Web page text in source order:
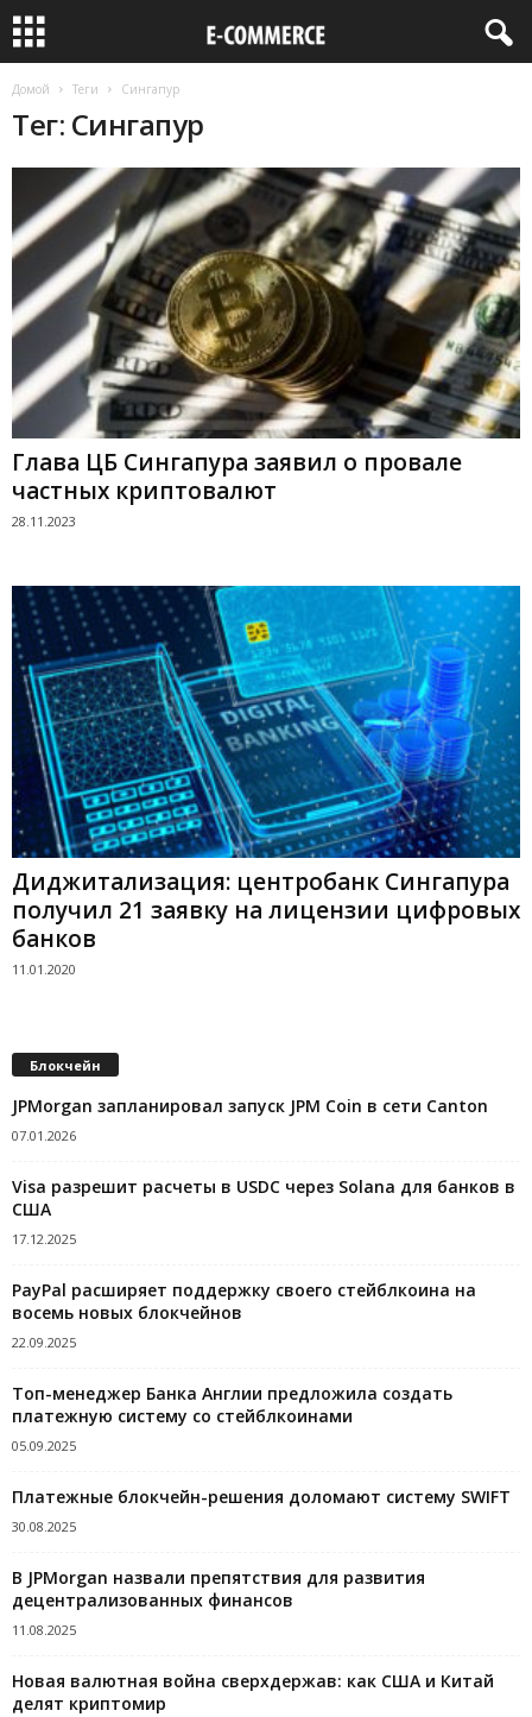
Домой Теги Сингапур
Тег: Сингапур
Глава ЦБ Сингапура заявил о провале
частных криптовалют
28.11.2023
Диджитализация: центробанк Сингапура
получил 21 заявку на лицензии цифровых
банков
11.01.2020
Блокчейн
JPMorgan запланировал запуск JPM Coin в сети Canton
07.01.2026
Visa разрешит расчеты в USDC через Solana для банков в
США
17.12.2025
PayPal расширяет поддержку своего стейблкоина на
восемь новых блокчейнов
22.09.2025
Топ-менеджер Банка Англии предложила создать
платежную систему со стейблкоинами
05.09.2025
Платежные блокчейн-решения доломают систему SWIFT
30.08.2025
В JPMorgan назвали препятствия для развития
децентрализованных финансов
11.08.2025
Новая валютная война сверхдержав: как США и Китай
делят криптомир